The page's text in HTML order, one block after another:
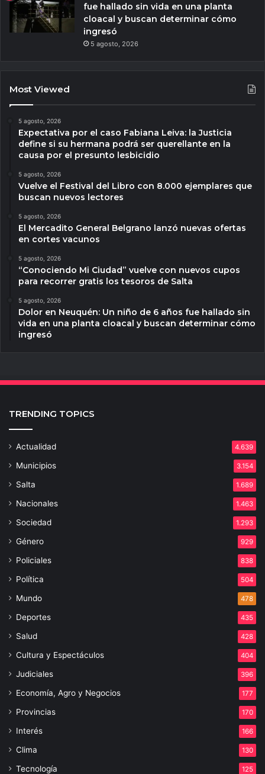
fue hallado sin vida en una planta
cloacal y buscan determinar cómo
ingresó
5 agosto, 2026
Most Viewed
5 agosto, 2026
Expectativa por el caso Fabiana Leiva: la Justicia
define si su hermana podrá ser querellante en la
causa por el presunto lesbicidio
5 agosto, 2026
Vuelve el Festival del Libro con 8.000 ejemplares que
buscan nuevos lectores
5 agosto, 2026
El Mercadito General Belgrano lanzó nuevas ofertas
en cortes vacunos
5 agosto, 2026
“Conociendo Mi Ciudad” vuelve con nuevos cupos
para recorrer gratis los tesoros de Salta
5 agosto, 2026
Dolor en Neuquén: Un niño de 6 años fue hallado sin
vida en una planta cloacal y buscan determinar cómo
ingresó
TRENDING TOPICS
Actualidad 4.639
Municipios 3.154
Salta 1.689
Nacionales 1.463
Sociedad 1.293
Género 929
Policiales 838
Política 504
Mundo 478
Deportes 435
Salud 428
Cultura y Espectáculos 404
Judiciales 396
Economía, Agro y Negocios 177
Provincias 170
Interés 166
Clima 130
Tecnología 125